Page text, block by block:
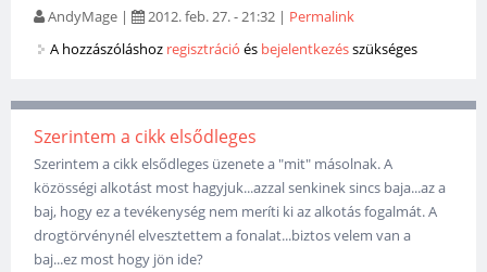
AndyMage | 2012. feb. 27. - 21:32 | Permalink
A hozzászóláshoz regisztráció és bejelentkezésszükséges
Szerintem a cikk elsődleges
Szerintem a cikk elsődleges üzenete a "mit" másolnak. A
közösségi alkotást most hagyjuk...azzal senkinek sincs baja...az a
baj, hogy ez a tevékenység nem meríti ki az alkotás fogalmát. A
drogtörvénynél elvesztettem a fonalat...biztos velem van a
baj...ez most hogy jön ide?